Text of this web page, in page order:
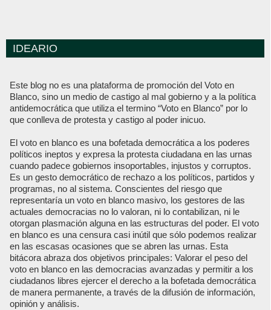
IDEARIO
Este blog no es una plataforma de promoción del Voto en
Blanco, sino un medio de castigo al mal gobierno y a la política
antidemocrática que utiliza el termino “Voto en Blanco” por lo
que conlleva de protesta y castigo al poder inicuo.
El voto en blanco es una bofetada democrática a los poderes
políticos ineptos y expresa la protesta ciudadana en las urnas
cuando padece gobiernos insoportables, injustos y corruptos.
Es un gesto democrático de rechazo a los políticos, partidos y
programas, no al sistema. Conscientes del riesgo que
representaría un voto en blanco masivo, los gestores de las
actuales democracias no lo valoran, ni lo contabilizan, ni le
otorgan plasmación alguna en las estructuras del poder. El voto
en blanco es una censura casi inútil que sólo podemos realizar
en las escasas ocasiones que se abren las urnas. Esta
bitácora abraza dos objetivos principales: Valorar el peso del
voto en blanco en las democracias avanzadas y permitir a los
ciudadanos libres ejercer el derecho a la bofetada democrática
de manera permanente, a través de la difusión de información,
opinión y análisis.